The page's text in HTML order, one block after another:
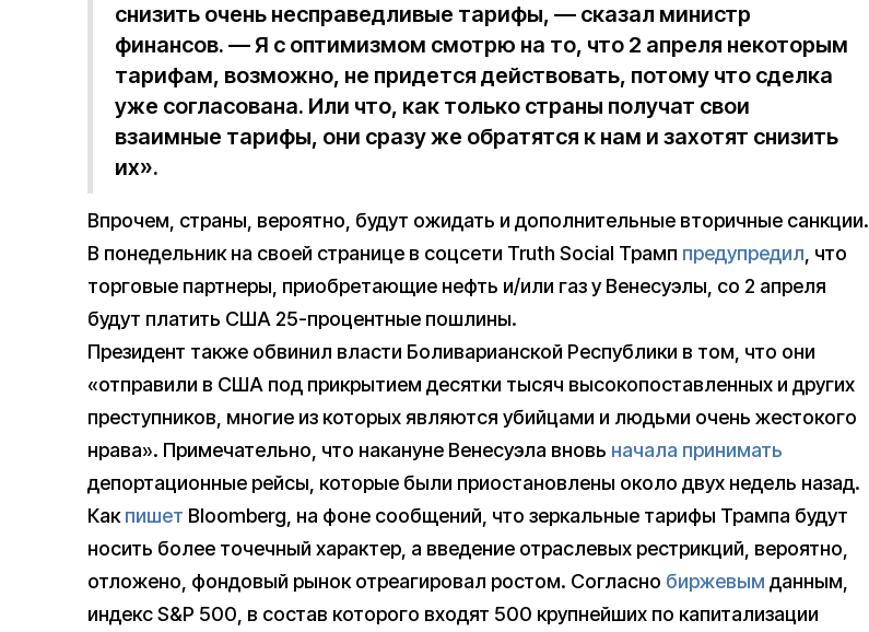
снизить очень несправедливые тарифы, — сказал министр
финансов. — Я с оптимизмом смотрю на то, что 2 апреля некоторым
тарифам, возможно, не придется действовать, потому что сделка
уже согласована. Или что, как только страны получат свои
взаимные тарифы, они сразу же обратятся к нам и захотят снизить
их».
Впрочем, страны, вероятно, будут ожидать и дополнительные вторичные санкции.
В понедельник на своей странице в соцсети Truth Social Трамп предупредил, что
торговые партнеры, приобретающие нефть и/или газ у Венесуэлы, со 2 апреля
будут платить США 25-процентные пошлины.
Президент также обвинил власти Боливарианской Республики в том, что они
«отправили в США под прикрытием десятки тысяч высокопоставленных и других
преступников, многие из которых являются убийцами и людьми очень жестокого
нрава». Примечательно, что накануне Венесуэла вновь начала принимать
депортационные рейсы, которые были приостановлены около двух недель назад.
Какпишет Bloomberg, на фоне сообщений, что зеркальные тарифы Трампа будут
носить более точечный характер, а введение отраслевых рестрикций, вероятно,
отложено, фондовый рынок отреагировал ростом. Согласно биржевым данным,
индекс S&P 500, в состав которого входят 500 крупнейших по капитализации